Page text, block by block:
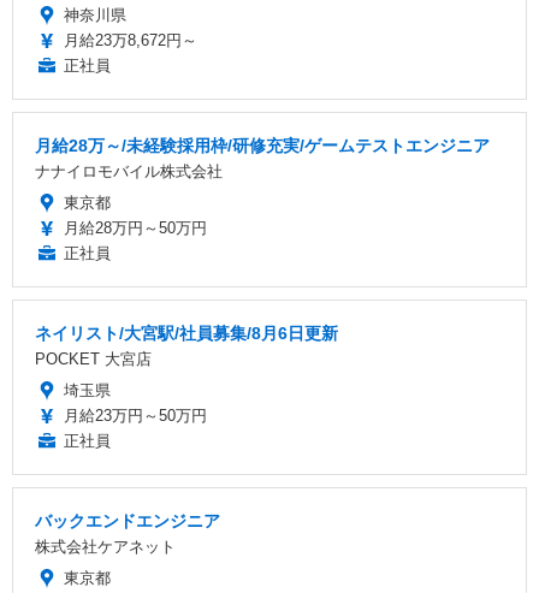
神奈川県
月給23万8,672円～
正社員
月給28万～/未経験採用枠/研修充実/ゲームテストエンジニア
ナナイロモバイル株式会社
東京都
月給28万円～50万円
正社員
ネイリスト/大宮駅/社員募集/8月6日更新
POCKET 大宮店
埼玉県
月給23万円～50万円
正社員
バックエンドエンジニア
株式会社ケアネット
東京都